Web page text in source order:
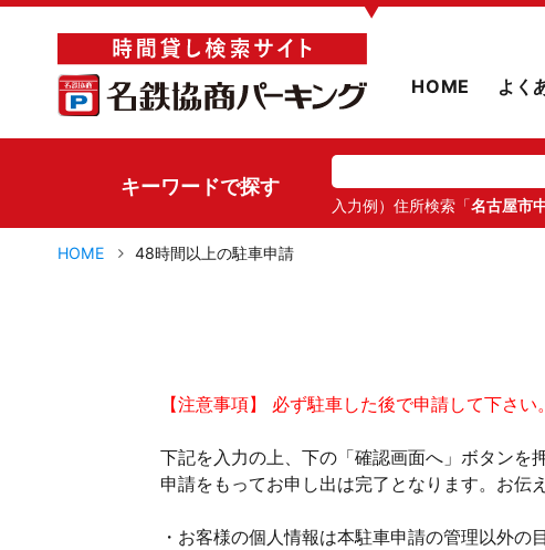
▼
HOME よく
キーワードで探す
入力例）住所検索「名古屋市
HOME 48時間以上の駐車申請
【注意事項】 必ず駐車した後で申請して下さ
下記を入力の上、下の「確認画面へ」ボタンを
申請をもってお申し出は完了となります。お伝
・お客様の個人情報は本駐車申請の管理以外の